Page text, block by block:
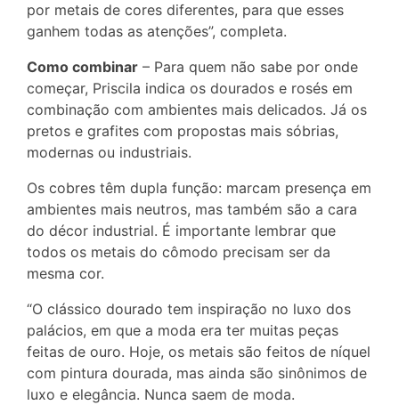
por metais de cores diferentes, para que esses
ganhem todas as atenções”, completa.
Como combinar – Para quem não sabe por onde
começar, Priscila indica os dourados e rosés em
combinação com ambientes mais delicados. Já os
pretos e grafites com propostas mais sóbrias,
modernas ou industriais.
Os cobres têm dupla função: marcam presença em
ambientes mais neutros, mas também são a cara
do décor industrial. É importante lembrar que
todos os metais do cômodo precisam ser da
mesma cor.
“O clássico dourado tem inspiração no luxo dos
palácios, em que a moda era ter muitas peças
feitas de ouro. Hoje, os metais são feitos de níquel
com pintura dourada, mas ainda são sinônimos de
luxo e elegância. Nunca saem de moda.